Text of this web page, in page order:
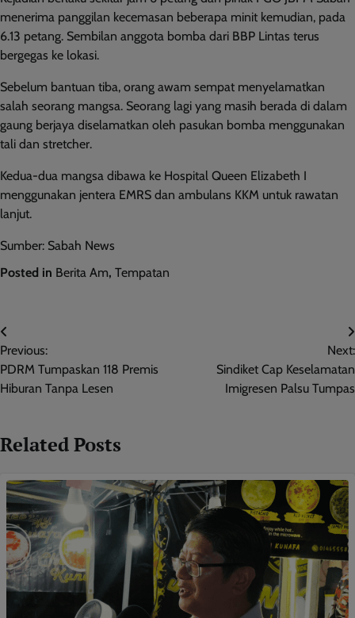
menerima panggilan kecemasan beberapa minit kemudian, pada
6.13 petang. Sembilan anggota bomba dari BBP Lintas terus
bergegas ke lokasi.
Sebelum bantuan tiba, orang awam sempat menyelamatkan
salah seorang mangsa. Seorang lagi yang masih berada di dalam
gaung berjaya diselamatkan oleh pasukan bomba menggunakan
tali dan stretcher.
Kedua-dua mangsa dibawa ke Hospital Queen Elizabeth I
menggunakan jentera EMRS dan ambulans KKM untuk rawatan
lanjut.
Sumber: Sabah News
Posted in Berita Am, Tempatan
Post
navigation
Previous:
PDRM Tumpaskan 118 Premis
Hiburan Tanpa Lesen
Next:
Sindiket Cap Keselamatan
Imigresen Palsu Tumpas
Related Posts